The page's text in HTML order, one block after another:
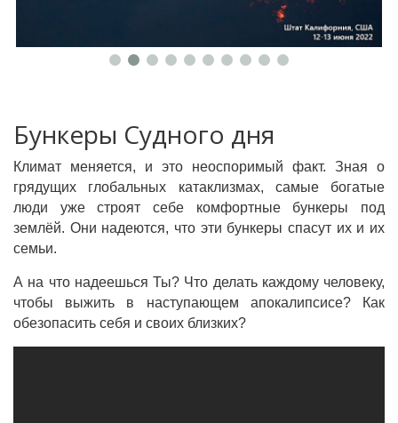
Бункеры Судного дня
Климат меняется, и это неоспоримый факт. Зная о
грядущих глобальных катаклизмах, самые богатые
люди уже строят себе комфортные бункеры под
землёй. Они надеются, что эти бункеры спасут их и их
семьи.
А на что надеешься Ты? Что делать каждому человеку,
чтобы выжить в наступающем апокалипсисе? Как
обезопасить себя и своих близких?